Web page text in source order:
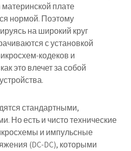
материнской плате
нормой. Поэтому
на широкий круг
с установкой
кодеков и
это влечет за собой
стандартными,
Но есть и чисто технические
и импульсные
(DC-DC), которыми